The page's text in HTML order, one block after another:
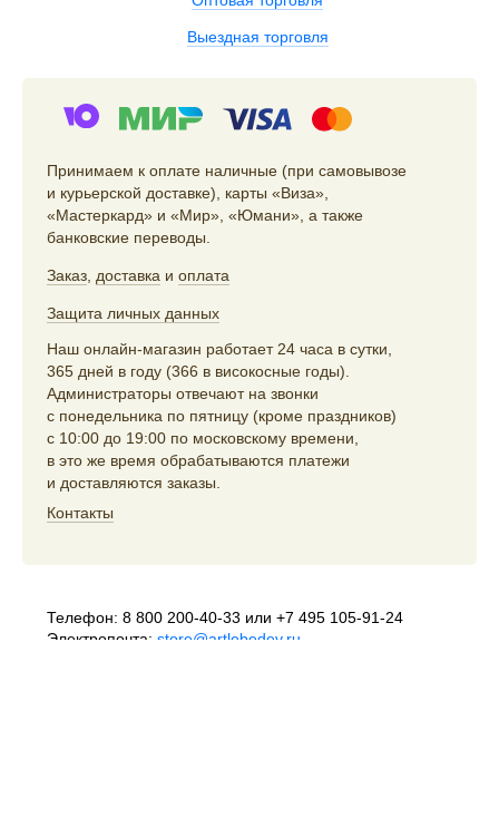
Выездная торговля
Принимаем к оплате наличные (при самовывозе
и курьерской доставке), карты «Виза»,
«Мастеркард» и «Мир», «Юмани», а также
банковские переводы.
Заказ, доставка и оплата
Защита личных данных
Наш онлайн-магазин работает 24 часа в сутки,
365 дней в году (366 в високосные годы).
Администраторы отвечают на звонки
с понедельника по пятницу (кроме праздников)
с 10:00 до 19:00 по московскому времени,
в это же время обрабатываются платежи
и доставляются заказы.
Контакты
Телефон: 8 800 200-40-33 или +7 495 105-91-24
Электропочта: store@artlebedev.ru